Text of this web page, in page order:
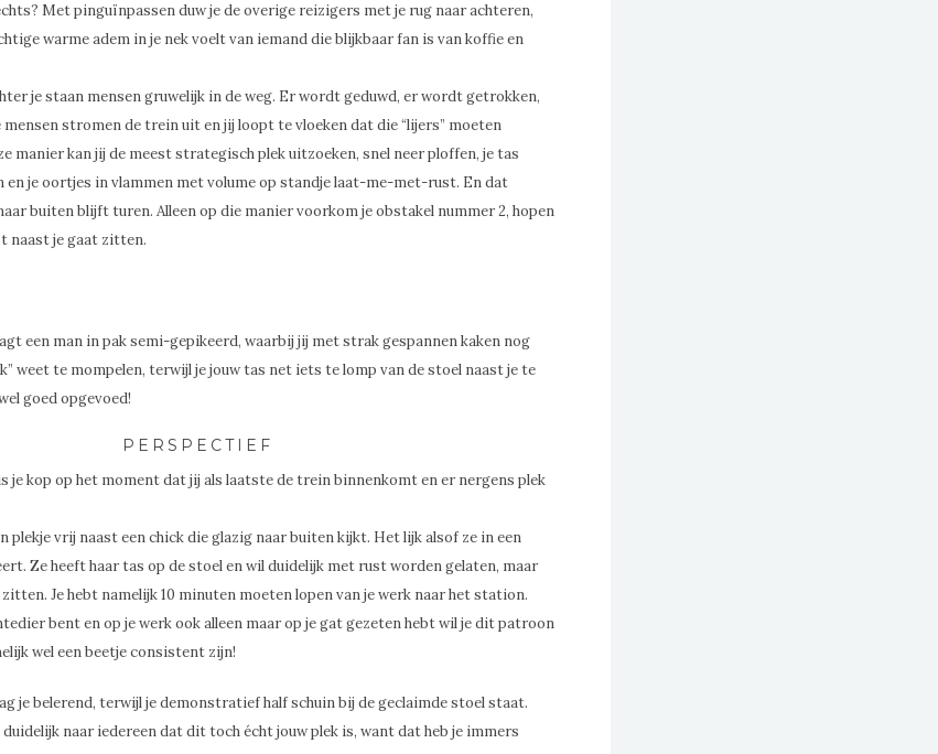
Met pinguïnpassen duw je de overige reizigers met je rug naar achteren,
warme adem in je nek voelt van iemand die blijkbaar fan is van koffie en
je staan mensen gruwelijk in de weg. Er wordt geduwd, er wordt getrokken,
mensen stromen de trein uit en jij loopt te vloeken dat die “lijers” moeten
manier kan jij de meest strategisch plek uitzoeken, snel neer ploffen, je tas
en je oortjes in vlammen met volume op standje laat-me-met-rust. En dat
buiten blijft turen. Alleen op die manier voorkom je obstakel nummer 2, hopen
naast je gaat zitten.
een man in pak semi-gepikeerd, waarbij jij met strak gespannen kaken nog
weet te mompelen, terwijl je jouw tas net iets te lomp van de stoel naast je te
goed opgevoed!
PERSPECTIEF
je kop op het moment dat jij als laatste de trein binnenkomt en er nergens plek
plekje vrij naast een chick die glazig naar buiten kijkt. Het lijk alsof ze in een
Ze heeft haar tas op de stoel en wil duidelijk met rust worden gelaten, maar
Je hebt namelijk 10 minuten moeten lopen van je werk naar het station.
bent en op je werk ook alleen maar op je gat gezeten hebt wil je dit patroon
wel een beetje consistent zijn!
je belerend, terwijl je demonstratief half schuin bij de geclaimde stoel staat.
duidelijk naar iedereen dat dit toch écht jouw plek is, want dat heb je immers